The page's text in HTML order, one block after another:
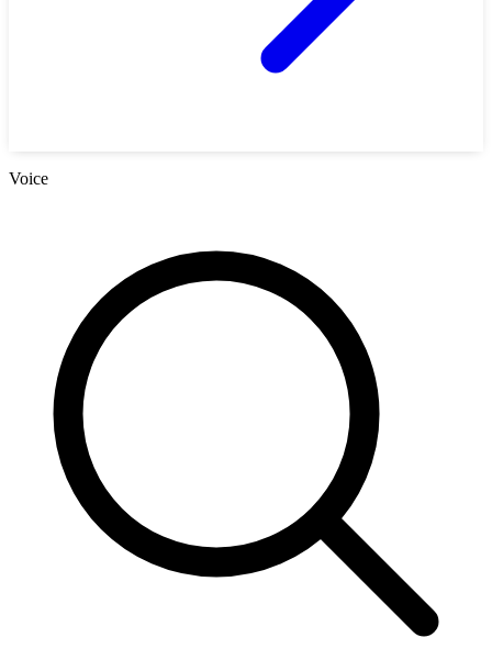
Voice